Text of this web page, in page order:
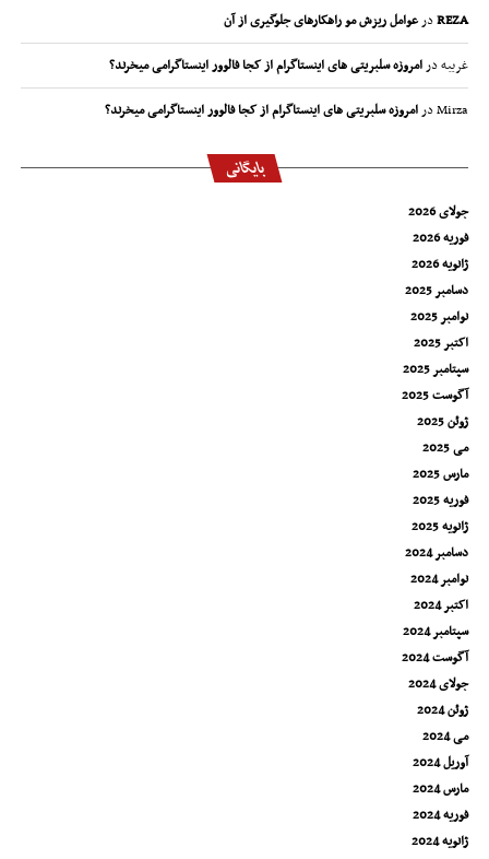
REZAدرعوامل ریزش مو راهکارهای جلوگیری از آن
غریبهدرامروزه سلبریتی های اینستاگرام از کجا فالوور اینستاگرامی میخرند؟
Mirzaدرامروزه سلبریتی های اینستاگرام از کجا فالوور اینستاگرامی میخرند؟
بایگانی
جولای 2026
فوریه 2026
ژانویه 2026
دسامبر 2025
نوامبر 2025
اکتبر 2025
سپتامبر 2025
آگوست 2025
ژوئن 2025
می 2025
مارس 2025
فوریه 2025
ژانویه 2025
دسامبر 2024
نوامبر 2024
اکتبر 2024
سپتامبر 2024
آگوست 2024
جولای 2024
ژوئن 2024
می 2024
آوریل 2024
مارس 2024
فوریه 2024
ژانویه 2024